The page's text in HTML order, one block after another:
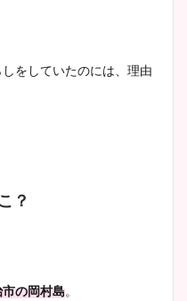
をしていたのには、理由
？
の岡村島。